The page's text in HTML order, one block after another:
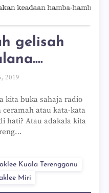
gelisah
2019
kita buka sahaja radio
atau kata-kata
hati? Atau adakala kita
Kuala Terengganu
Miri